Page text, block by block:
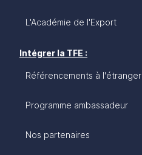
L'Académie de l'Export
Intégrer la TFE :
Référencements à l'étranger
Programme ambassadeur
Nos partenaires